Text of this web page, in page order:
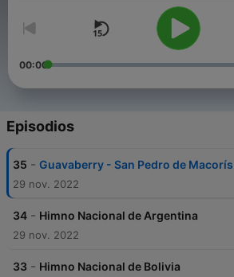
#himnonacionaldeurugya
#himnonacionalderepublicadominicana
#himnonacionaldemexico
#himnonacionaldeecuador
#himnonacionaldeespaña
#himnonacionaldecuba
#himnonacionaldecanadá
#himnonacionaldeguyana
#himnonacionaldefrancia
#himnonacionaldeelsalvador
#himnonacionaldechina
#himnonacionaldejapón
#himnonacionaldeitalia
00:00
Episodios
35 - Guavaberry - San Pedro de Macorís
29 nov. 2022
34 - Himno Nacional de Argentina
29 nov. 2022
33 - Himno Nacional de Bolivia